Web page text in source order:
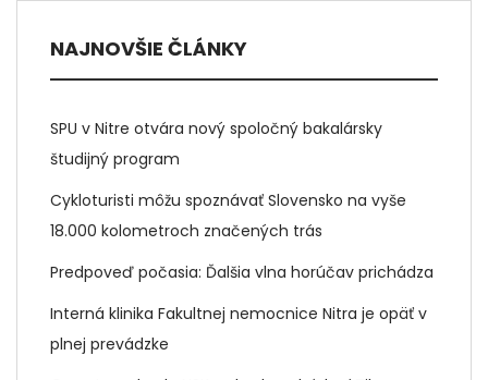
NAJNOVŠIE ČLÁNKY
SPU v Nitre otvára nový spoločný bakalársky
študijný program
Cykloturisti môžu spoznávať Slovensko na vyše
18.000 kolometroch značených trás
Predpoveď počasia: Ďalšia vlna horúčav prichádza
Interná klinika Fakultnej nemocnice Nitra je opäť v
plnej prevádzke